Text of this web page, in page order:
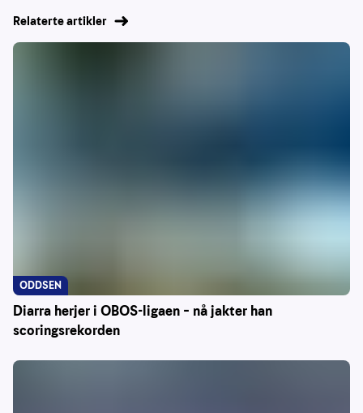
Relaterte artikler
Diarra herjer i OBOS-ligaen – nå jakter han
scoringsrekorden
ODDSEN